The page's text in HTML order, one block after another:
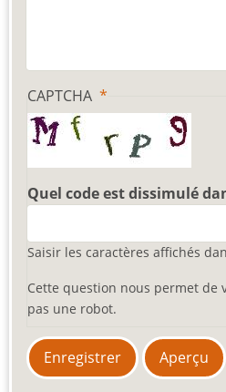
CAPTCHA
Quel code est dissimulé
Saisir les caractères affichés
Cette question nous permet de
pas une robot.